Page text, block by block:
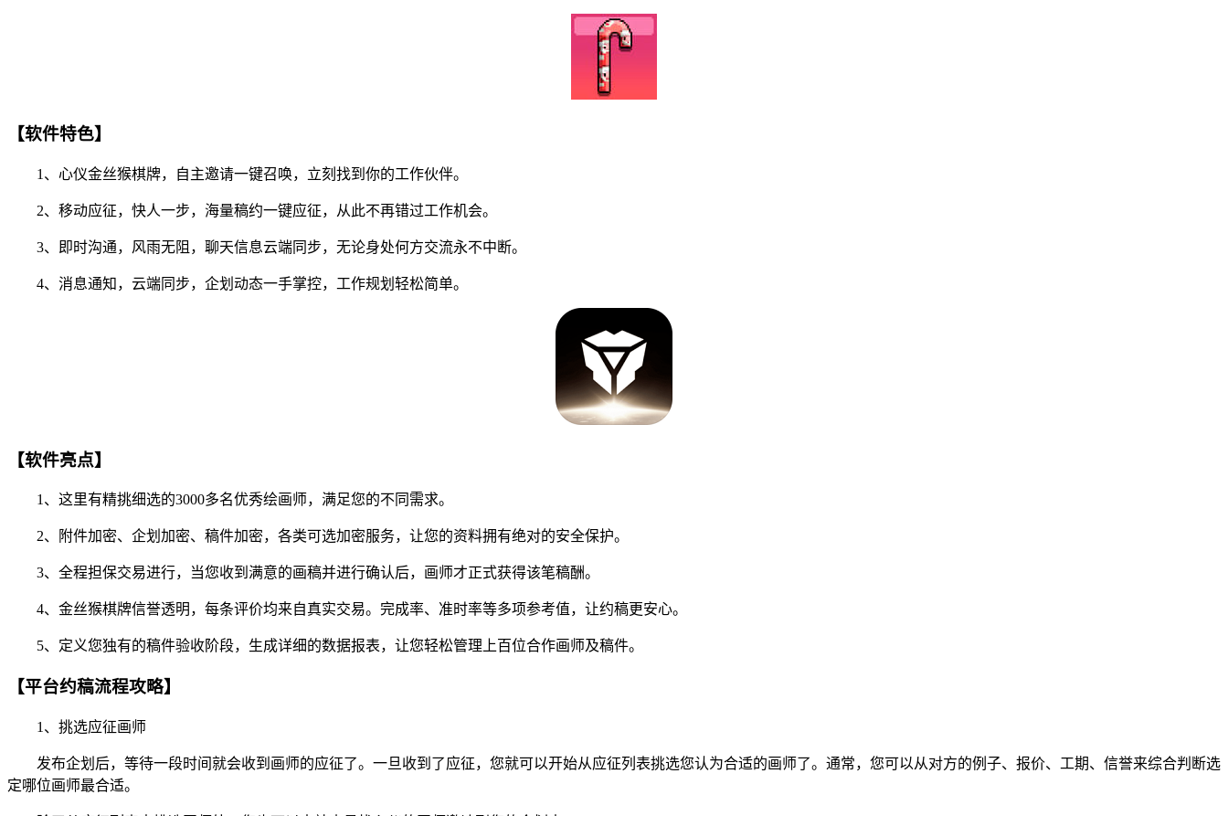
【软件特色】
1、心仪金丝猴棋牌，自主邀请一键召唤，立刻找到你的工作伙伴。
2、移动应征，快人一步，海量稿约一键应征，从此不再错过工作机会。
3、即时沟通，风雨无阻，聊天信息云端同步，无论身处何方交流永不中断。
4、消息通知，云端同步，企划动态一手掌控，工作规划轻松简单。
【软件亮点】
1、这里有精挑细选的3000多名优秀绘画师，满足您的不同需求。
2、附件加密、企划加密、稿件加密，各类可选加密服务，让您的资料拥有绝对的安全保护。
3、全程担保交易进行，当您收到满意的画稿并进行确认后，画师才正式获得该笔稿酬。
4、金丝猴棋牌信誉透明，每条评价均来自真实交易。完成率、准时率等多项参考值，让约稿更安心。
5、定义您独有的稿件验收阶段，生成详细的数据报表，让您轻松管理上百位合作画师及稿件。
【平台约稿流程攻略】
1、挑选应征画师
发布企划后，等待一段时间就会收到画师的应征了。一旦收到了应征，您就可以开始从应征列表挑选您认为合适的画师了。通常，您可以从对方的例子、报价、工期、信誉来综合判断选
定哪位画师最合适。